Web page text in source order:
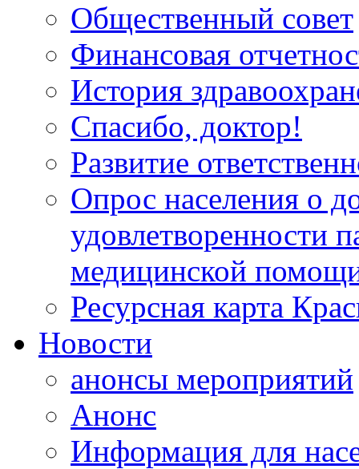
Общественный совет
Финансовая
История
Спасибо, доктор!
Развитие
Опрос населения о
удовлетворенности
медицинской
Ресурсная карта
Новости
анонсы мероприятий
Анонс
Информация для